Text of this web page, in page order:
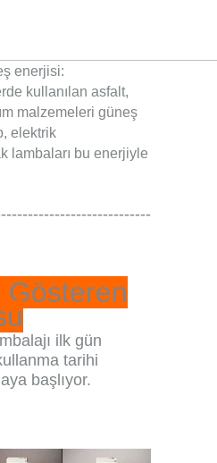
enerjisi:
kullanılan asfalt,
malzemeleri güneş
elektrik
lambaları bu enerjiyle
Gösteren
ilk gün
tarihi
başlıyor.